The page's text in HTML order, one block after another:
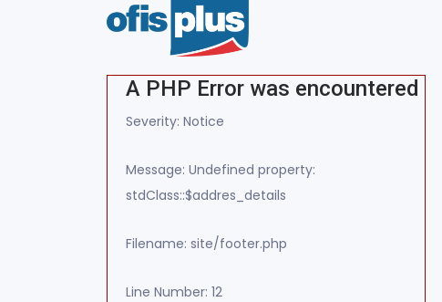
A PHP Error was encountered
Severity: Notice
Message: Undefined property:
stdClass::$addres_details
Filename: site/footer.php
Line Number: 12